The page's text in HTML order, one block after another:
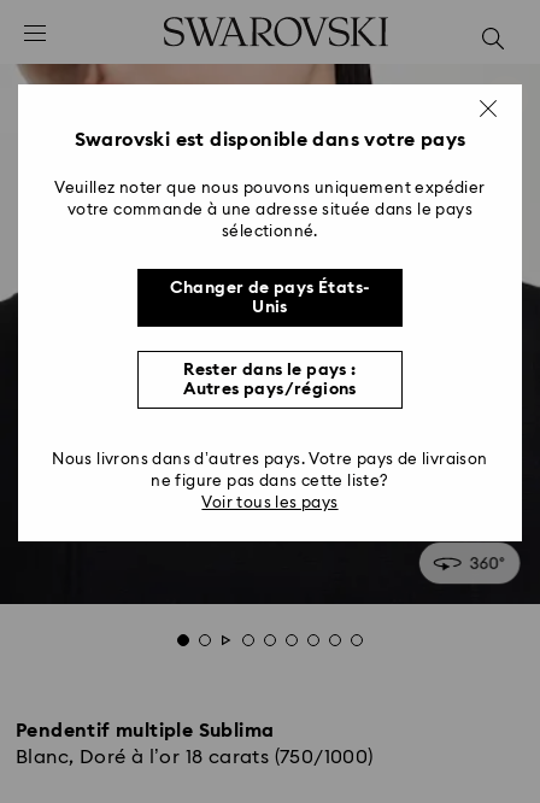
Accesskeys list
0 - Header
2 - Footer
Pendentif multiple Sublima
Blanc, Doré à l’or 18 carats (750/1000)
Swarovski est disponible dans votre pays
Veuillez noter que nous pouvons uniquement expédier
votre commande à une adresse située dans le pays
sélectionné.
Changer de pays États-
Unis
Rester dans le pays :
Autres pays/régions
Nous livrons dans d’autres pays. Votre pays de livraison
ne figure pas dans cette liste?
Voir tous les pays